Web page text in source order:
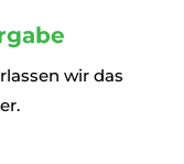
wir das